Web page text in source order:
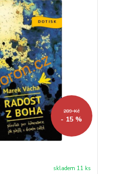
289 Kč
- 15 %
skladem 11 ks